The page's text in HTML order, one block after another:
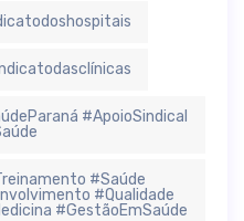
#ApoioSindical
#Saúde
#Qualidade
#GestãoEmSaúde